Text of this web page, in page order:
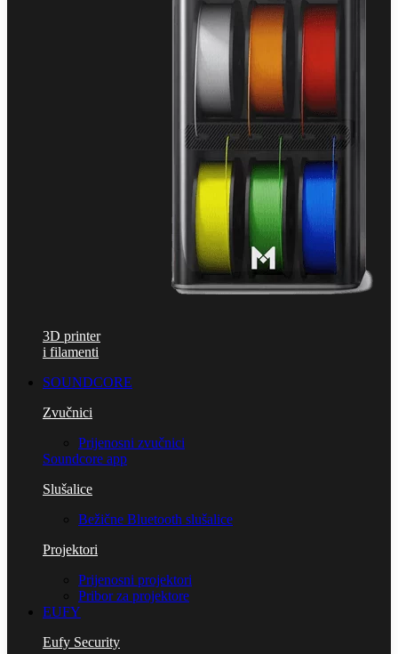
3D printer
i filamenti
SOUNDCORE
Zvučnici
Prijenosni zvučnici
Soundcore app
Slušalice
Bežične Bluetooth slušalice
Projektori
Prijenosni projektori
Pribor za projektore
EUFY
Eufy Security